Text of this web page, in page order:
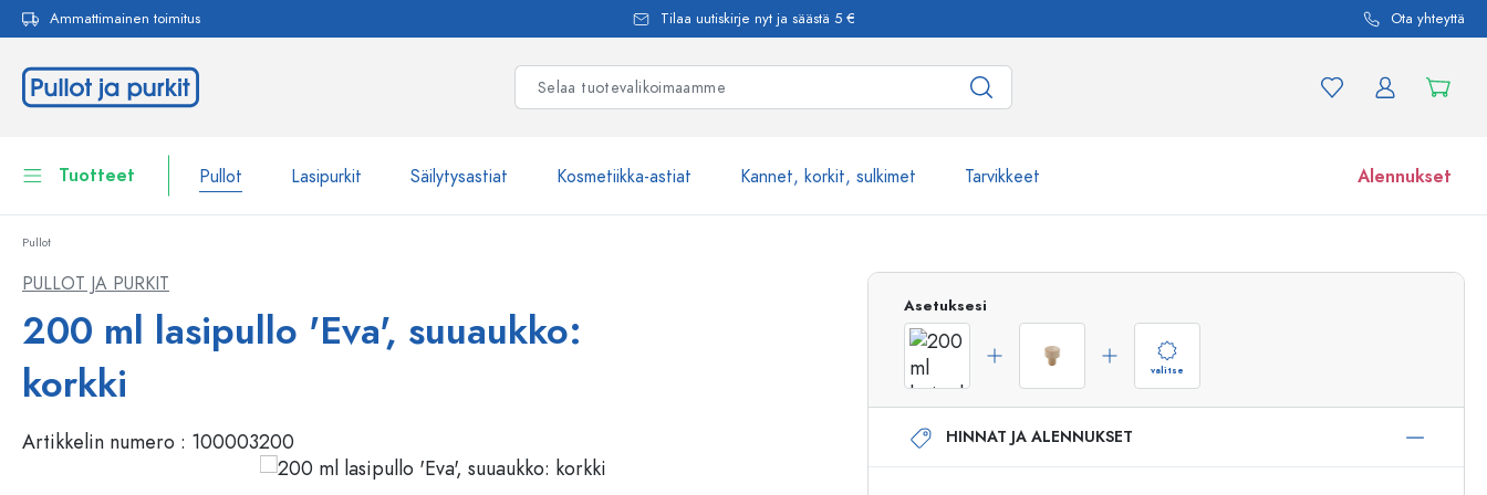
Siirry päänavigointiin
Ammattimainen toimitus Tilaa uutiskirje nyt ja säästä 5 € Ota yhteyttä
Tuotteet Pullot Lasipurkit Säilytysastiat Kosmetiikka-astiat Kannet, korkit, sulkimet Tarvikkeet Alennukset
Lasipurkit
Pullot tuotemerkin mukaan
WECK-Lasipullot
Patenttikorkkipullot
Spraypullot
Airless-pumppupullot
Roll-on-pullot
Lasipurkit
Tutustu nyt
Osta nyt
Pullot
PULLOT JA PURKIT
200 ml lasipullo 'Eva', suuaukko:
korkki
Artikkelin numero : 100003200
Asetuksesi
valitse
HINNAT JA ALENNUKSET